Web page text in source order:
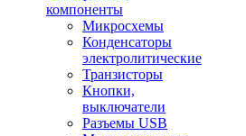
компоненты
Микросхемы
Конденсаторы
электролитические
Транзисторы
Кнопки,
выключатели
Разъемы USB